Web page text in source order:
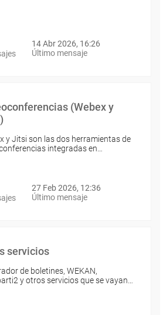
14 Abr 2026, 16:26
Último mensaje
(Webex y
y Jitsi son las dos herramientas de
integradas en…
27 Feb 2026, 12:36
Último mensaje
servicios
de boletines, WEKAN,
y otros servicios que se vayan…